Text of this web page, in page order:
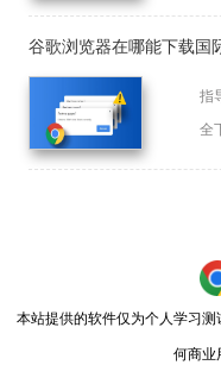
谷歌浏览器在哪能下载国
指
全
本站提供的软件仅为个人学习
何商业